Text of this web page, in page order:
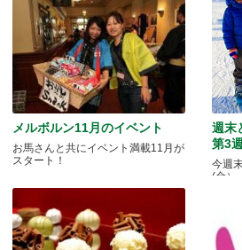
メルボルン11月のイベント
お馬さんと共にイベント満載11月が
スタート！
週末
第3週
今週
(金）